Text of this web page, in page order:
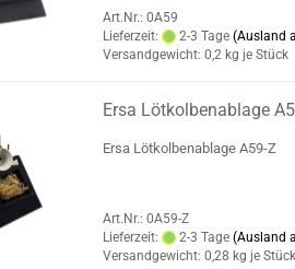
Art.Nr.: 0A59
Lieferzeit:
2-3 Tage (Ausland
Versandgewicht: 0,2 kg je Stück
Ersa Lötkolbenablage
Ersa Lötkolbenablage A59-Z
Art.Nr.: 0A59-Z
Lieferzeit:
2-3 Tage (Ausland
Versandgewicht: 0,28 kg je Stück